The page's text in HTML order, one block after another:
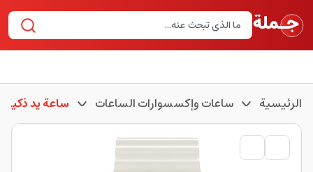
الرئيسية ساعات وإكسسوارات الساعات ساعة يد ذكية